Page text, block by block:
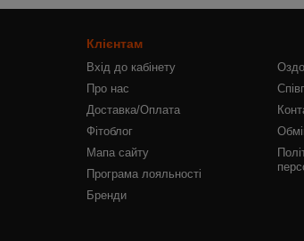
Клієнтам
Вхід до кабінету
Про нас
Доставка/Оплата
Фітоблог
Мапа сайту
Програма лояльності
Бренди